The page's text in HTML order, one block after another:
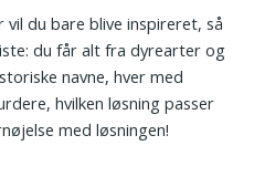
du bare blive inspireret, så
du får alt fra dyrearter og
navne, hver med
hvilken løsning passer
med løsningen!